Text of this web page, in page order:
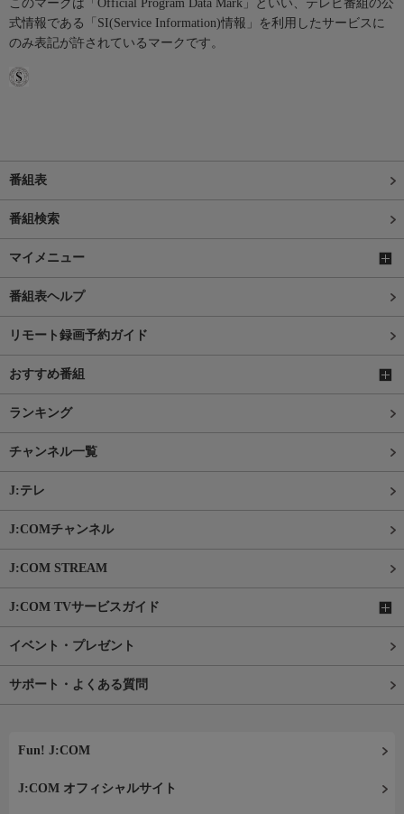
このマークは「Official Program Data Mark」といい、テレビ番組の公
式情報である「SI(Service Information)情報」を利用したサービスに
のみ表記が許されているマークです。
番組表
番組検索
マイメニュー
番組表ヘルプ
リモート録画予約ガイド
おすすめ番組
ランキング
チャンネル一覧
J:テレ
J:COMチャンネル
J:COM STREAM
J:COM TVサービスガイド
イベント・プレゼント
サポート・よくある質問
Fun! J:COM
J:COM オフィシャルサイト